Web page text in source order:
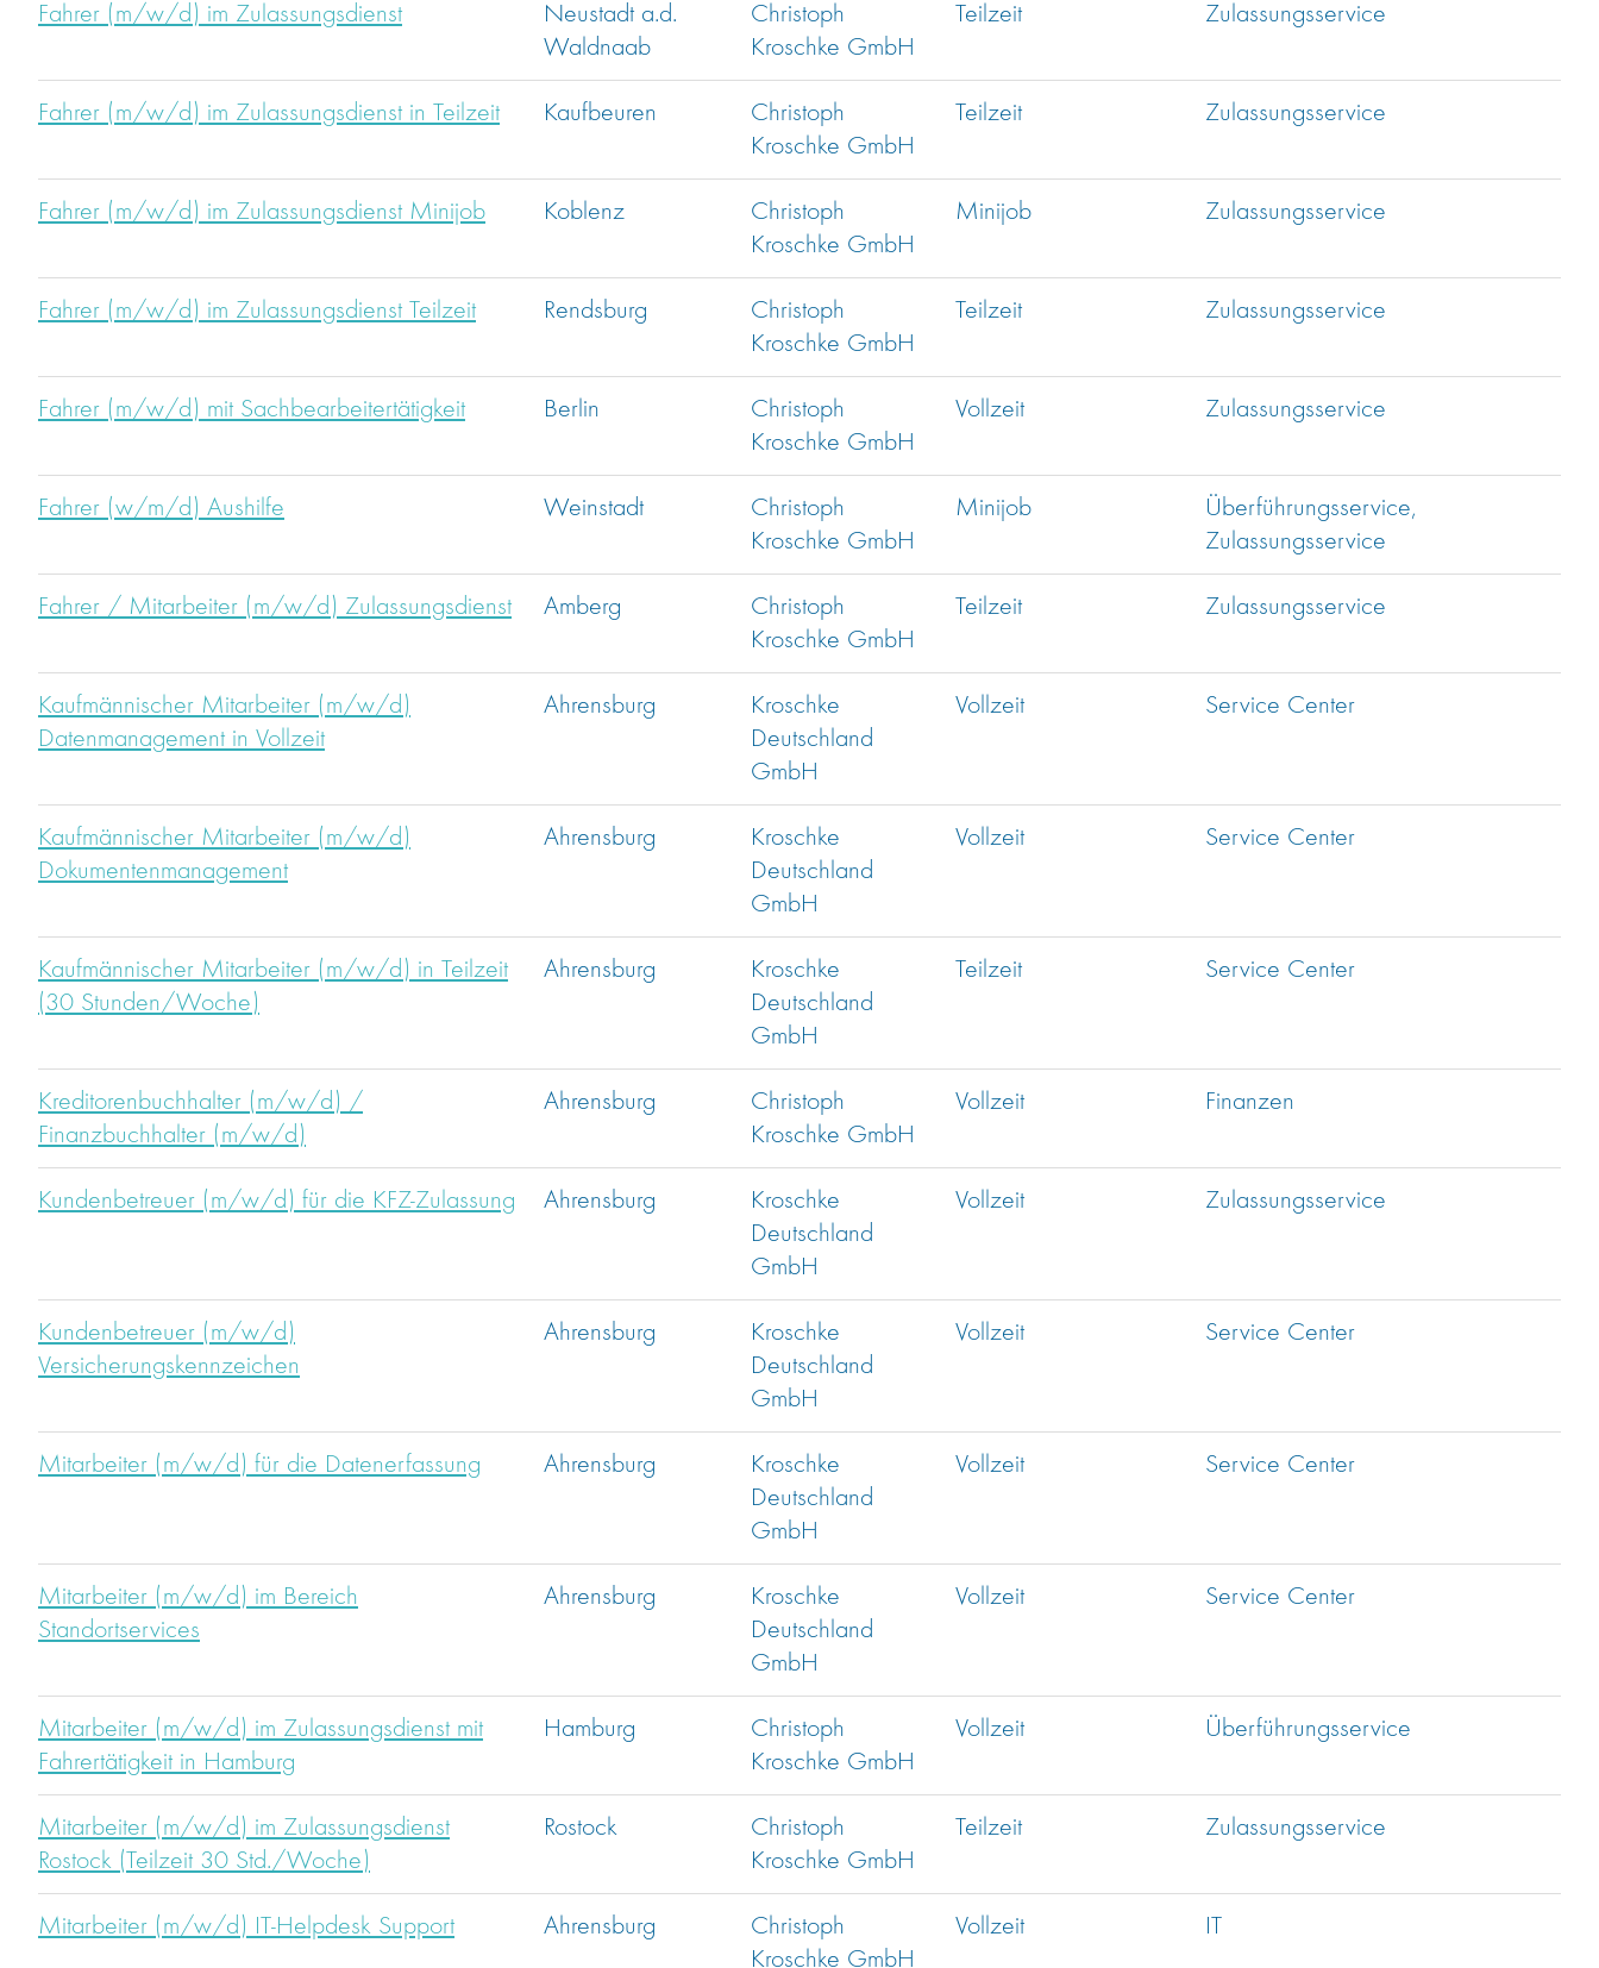
Fahrer (m/w/d) im Zulassungsdienst
Neustadt a.d.
Waldnaab
Christoph
Kroschke GmbH
Teilzeit Zulassungsservice
Fahrer (m/w/d) im Zulassungsdienst in Teilzeit Kaufbeuren
Christoph
Kroschke GmbH
Teilzeit Zulassungsservice
Fahrer (m/w/d) im Zulassungsdienst Minijob Koblenz
Christoph
Kroschke GmbH
Minijob Zulassungsservice
Fahrer (m/w/d) im Zulassungsdienst Teilzeit Rendsburg
Christoph
Kroschke GmbH
Teilzeit Zulassungsservice
Fahrer (m/w/d) mit Sachbearbeitertätigkeit Berlin
Christoph
Kroschke GmbH
Vollzeit Zulassungsservice
Fahrer (w/m/d) Aushilfe Weinstadt
Christoph
Kroschke GmbH
Minijob
Überführungsservice,
Zulassungsservice
Fahrer / Mitarbeiter (m/w/d) Zulassungsdienst Amberg
Christoph
Kroschke GmbH
Teilzeit Zulassungsservice
Kaufmännischer Mitarbeiter (m/w/d)
Datenmanagement in Vollzeit
Ahrensburg
Kroschke
Deutschland
GmbH
Vollzeit Service Center
Kaufmännischer Mitarbeiter (m/w/d)
Dokumentenmanagement
Ahrensburg
Kroschke
Deutschland
GmbH
Vollzeit Service Center
Kaufmännischer Mitarbeiter (m/w/d) in Teilzeit
(30 Stunden/Woche)
Ahrensburg
Kroschke
Deutschland
GmbH
Teilzeit Service Center
Kreditorenbuchhalter (m/w/d) /
Finanzbuchhalter (m/w/d)
Ahrensburg
Christoph
Kroschke GmbH
Vollzeit Finanzen
Kundenbetreuer (m/w/d) für die KFZ-Zulassung Ahrensburg
Kroschke
Deutschland
GmbH
Vollzeit Zulassungsservice
Kundenbetreuer (m/w/d)
Versicherungskennzeichen
Ahrensburg
Kroschke
Deutschland
GmbH
Vollzeit Service Center
Mitarbeiter (m/w/d) für die Datenerfassung Ahrensburg
Kroschke
Deutschland
GmbH
Vollzeit Service Center
Mitarbeiter (m/w/d) im Bereich
Standortservices
Ahrensburg
Kroschke
Deutschland
GmbH
Vollzeit Service Center
Mitarbeiter (m/w/d) im Zulassungsdienst mit
Fahrertätigkeit in Hamburg
Hamburg
Christoph
Kroschke GmbH
Vollzeit Überführungsservice
Mitarbeiter (m/w/d) im Zulassungsdienst
Rostock (Teilzeit 30 Std./Woche)
Rostock
Christoph
Kroschke GmbH
Teilzeit Zulassungsservice
Mitarbeiter (m/w/d) IT-Helpdesk Support Ahrensburg
Christoph
Kroschke GmbH
Vollzeit IT